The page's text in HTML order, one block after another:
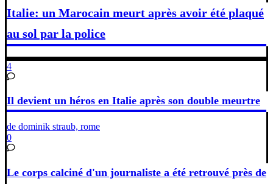
Italie: un Marocain meurt après avoir été plaqué
au sol par la police
4
Il devient un héros en Italie après son double meurtre
de dominik straub, rome
0
Le corps calciné d'un journaliste a été retrouvé près de